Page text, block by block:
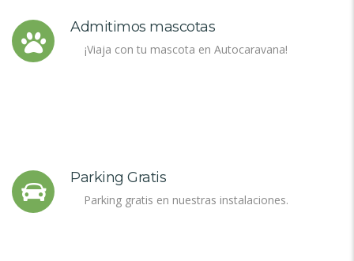
Admitimos mascotas
¡Viaja con tu mascota en Autocaravana!
Parking Gratis
Parking gratis en nuestras instalaciones.